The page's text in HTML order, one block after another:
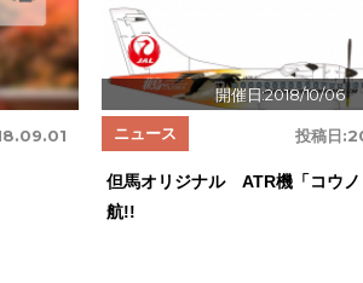
開催日:2018/10/06
投稿日:
ニュース
但馬オリジナル ATR機「コウノ
航!!